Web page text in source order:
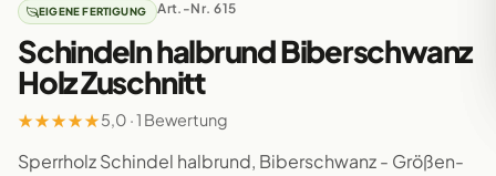
EIGENE FERTIGUNG Art.-Nr. 615
Schindeln halbrund Biberschwanz
Holz Zuschnitt
★★★★★5,0 · 1 Bewertung
Sperrholz Schindel halbrund, Biberschwanz - Größen-